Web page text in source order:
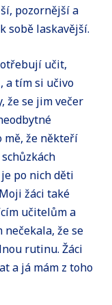
pozornější a
sobě laskavější.
učit,
a tím si učivo
že se jim večer
mě, že někteří
po nich děti
žáci také
učitelům a
že se
rutinu. Žáci
a já mám z toho